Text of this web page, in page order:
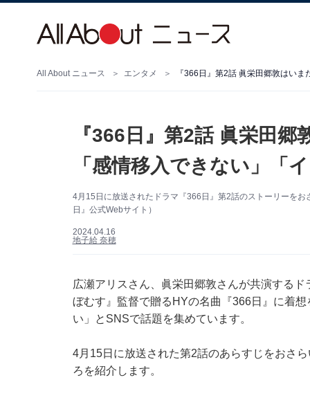
All About ニュース エンタメ 『366日』第2話 眞栄田郷敦はい
『366日』第2話 眞栄田
「感情移入できない」「
4月15日に放送されたドラマ『366日』第2話のストーリーを
日』公式Webサイト）
2024.04.16
地子給 奈穂
広瀬アリスさん、眞栄田郷敦さんが共演する
ぼむす』監督で贈るHYの名曲『366日』に着
い」とSNSで話題を集めています。
4月15日に放送された第2話のあらすじをおさ
ろを紹介します。